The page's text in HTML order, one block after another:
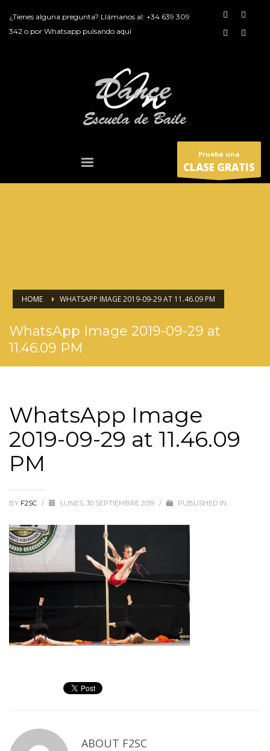
¿Tienes alguna pregunta? Llámanos al: +34 639 309
342 o por Whatsapp pulsando aquí
Prueba una
CLASE GRATIS
HOME WHATSAPP IMAGE 2019-09-29 AT 11.46.09 PM
WhatsApp Image 2019-09-29 at
11.46.09 PM
WhatsApp Image
2019-09-29 at 11.46.09
PM
BY F2SC / LUNES, 30 SEPTIEMBRE 2019 / PUBLISHED IN
ABOUT F2SC